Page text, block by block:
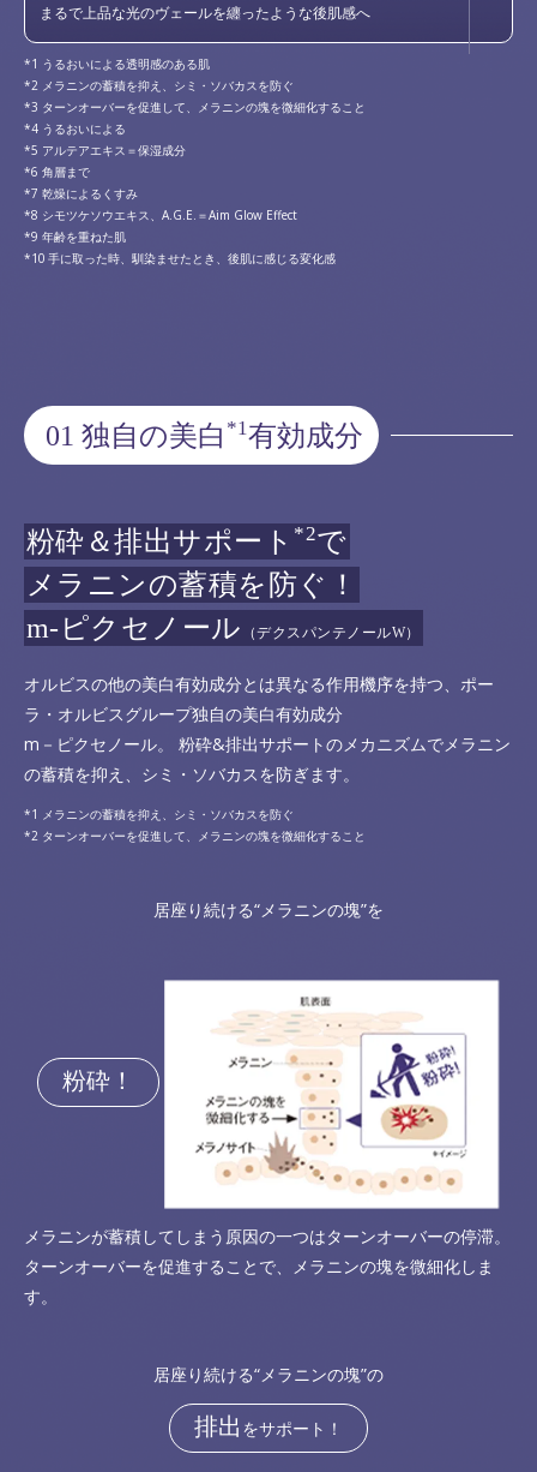
まるで上品な光のヴェールを纏ったような後肌感へ
うるおいによる透明感のある肌
メラニンの蓄積を抑え、シミ・ソバカスを防ぐ
ターンオーバーを促進して、メラニンの塊を微細化すること
うるおいによる
アルテアエキス＝保湿成分
角層まで
乾燥によるくすみ
シモツケソウエキス、A.G.E.＝Aim Glow Effect
年齢を重ねた肌
手に取った時、馴染ませたとき、後肌に感じる変化感
01 独自の美白 *1有効成分
粉砕＆排出サポート *2で
メラニンの蓄積を防ぐ！
m-ピクセノール
（デクスパンテノールW）
オルビスの他の美白有効成分とは異なる作用機序を持つ、ポー
ラ・オルビスグループ独自の美白有効成分
m－ピクセノール。 粉砕&排出サポートのメカニズムでメラニン
の蓄積を抑え、シミ・ソバカスを防ぎます。
メラニンの蓄積を抑え、シミ・ソバカスを防ぐ
ターンオーバーを促進して、メラニンの塊を微細化すること
居座り続ける“メラニンの塊”を
粉砕！
メラニンが蓄積してしまう原因の一つはターンオーバーの停滞。
ターンオーバーを促進することで、メラニンの塊を微細化しま
す。
居座り続ける“メラニンの塊”の
排出 をサポート！